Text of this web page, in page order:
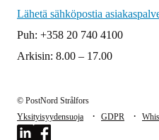
Lähetä sähköpostia
Puh: +358 20 740 4100
Arkisin: 8.00 – 17.00
© PostNord Strålfors
Yksityisyydensuoja
· GDPR ·